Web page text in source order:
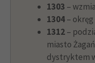
1303 –
1304– okręg
1312–
miasto
dystryktem